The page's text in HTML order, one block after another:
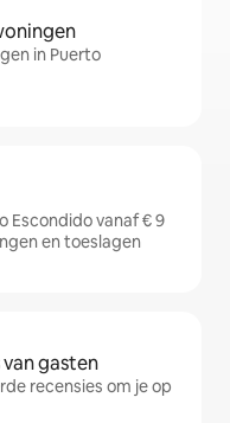
in Puerto
Escondido vanaf € 9
en toeslagen
gasten
recensies om je op